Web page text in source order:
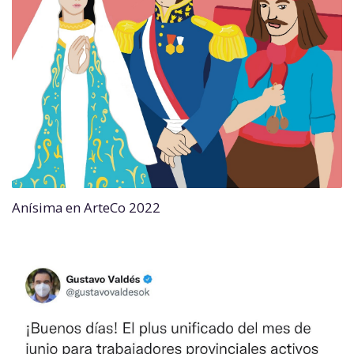
Anísima en ArteCo 2022